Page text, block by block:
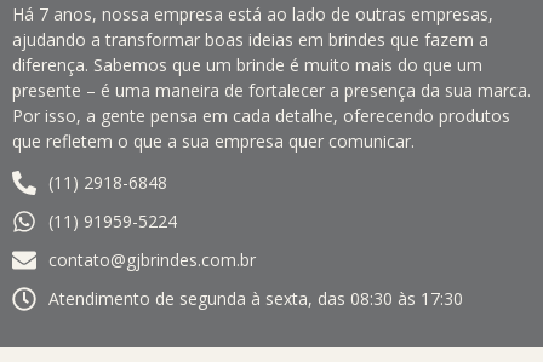
Há 7 anos, nossa empresa está ao lado de outras empresas,
ajudando a transformar boas ideias em brindes que fazem a
diferença. Sabemos que um brinde é muito mais do que um
presente – é uma maneira de fortalecer a presença da sua marca.
Por isso, a gente pensa em cada detalhe, oferecendo produtos
que refletem o que a sua empresa quer comunicar.
(11) 2918-6848
(11) 91959-5224
contato@gjbrindes.com.br
Atendimento de segunda à sexta, das 08:30 às 17:30